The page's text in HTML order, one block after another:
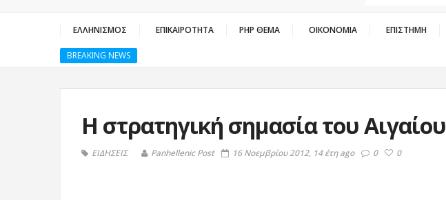
ΕΛΛΗΝΙΣΜΟΣ ΕΠΙΚΑΙΡΟΤΗΤΑ PHP ΘΕΜΑ ΟΙΚΟΝΟΜΙΑ ΕΠΙΣΤΗΜΗ
BREAKING NEWS
Η στρατηγική σημασία του Αιγαίου
ΕΙΔΗΣΕΙΣ Panhellenic Post 16 Νοεμβρίου 2012, 14 έτη ago 0 0